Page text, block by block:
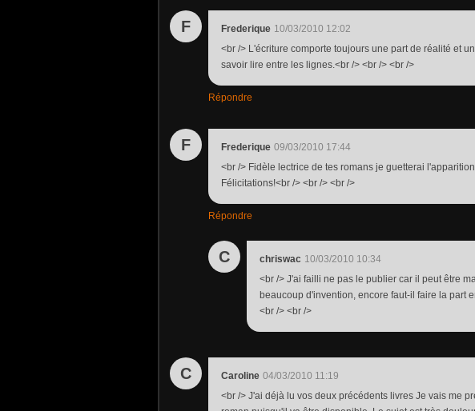
F Frederique 10/03/2010 12:02
<br /> L'écriture comporte toujours une part de réalité et
savoir lire entre les lignes.<br /> <br /> <br />
Répondre
F Frederique 09/03/2010 17:44
<br /> Fidèle lectrice de tes romans je guetterai
Félicitations!<br /> <br /> <br />
Répondre
C chriswac 10/03/2010 10:34
<br /> J'ai failli ne pas le publier car il peut être
beaucoup d'invention, encore faut-il faire la part
<br /> <br />
C Caroline 04/03/2010 11:19
<br /> J'ai déjà lu vos deux précédents livres Je vais me